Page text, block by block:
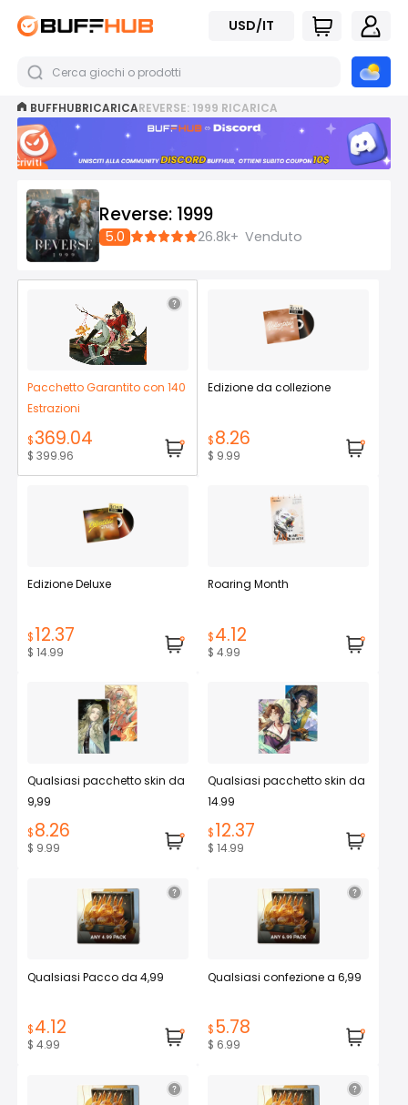
USD/IT
BUFFHUBRICARICAREVERSE: 1999 RICARICA
Iscriviti
Reverse: 1999
5.0 26.8k+ Venduto
Pacchetto Garantito con 140
Estrazioni
$369.04
$ 399.96
Edizione da collezione
$8.26
$ 9.99
Edizione Deluxe
$12.37
$ 14.99
Roaring Month
$4.12
$ 4.99
Qualsiasi pacchetto skin da
9,99
$8.26
$ 9.99
Qualsiasi pacchetto skin da
14.99
$12.37
$ 14.99
Qualsiasi Pacco da 4,99
$4.12
$ 4.99
Qualsiasi confezione a 6,99
$5.78
$ 6.99